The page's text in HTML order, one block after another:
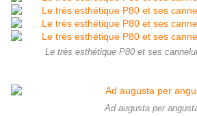
Le très esthétique P80 et ses
Ad augusta per